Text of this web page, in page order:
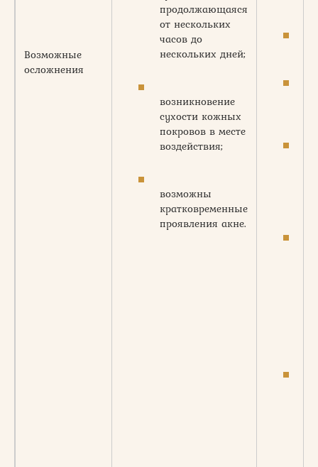
Возможные
осложнения
продолжающаяся
от нескольких
часов до
нескольких дней;
возникновение
сухости кожных
покровов в месте
воздействия;
возможны
кратковременные
проявления акне.